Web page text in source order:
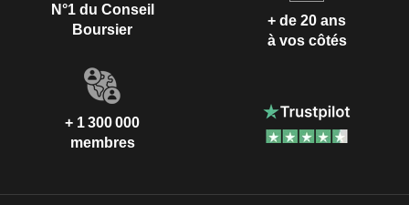
N°1 du Conseil
Boursier
+ de 20 ans
à vos côtés
+ 1 300 000
membres